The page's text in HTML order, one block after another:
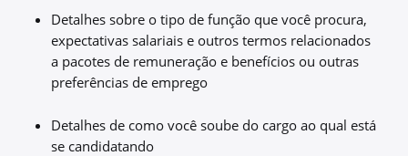
Detalhes sobre o tipo de função que você procura,
expectativas salariais e outros termos relacionados
a pacotes de remuneração e benefícios ou outras
preferências de emprego
Detalhes de como você soube do cargo ao qual está
se candidatando